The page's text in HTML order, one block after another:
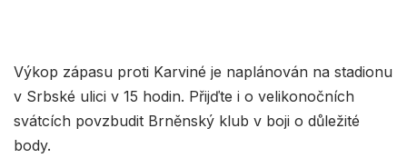
Výkop zápasu proti Karviné je naplánován na stadionu
v Srbské ulici v 15 hodin. Přijďte i o velikonočních
svátcích povzbudit Brněnský klub v boji o důležité
body.